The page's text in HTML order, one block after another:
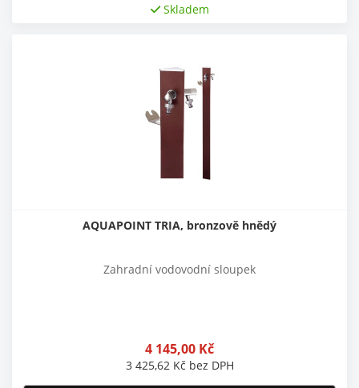
Skladem
AQUAPOINT TRIA, bronzově hnědý
Zahradní vodovodní sloupek
4 145,00 Kč
3 425,62 Kč bez DPH